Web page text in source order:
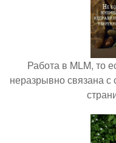
Работа в MLM, то
неразрывно связана с